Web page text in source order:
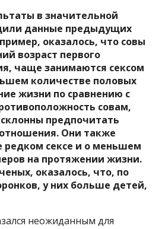
в значительной
данные предыдущих
оказалось, что совы
возраст первого
чаще занимаются сексом
количестве половых
жизни по сравнению с
совам,
предпочитать
Они также
редком сексе и о меньшем
на протяжении жизни.
оказалось, что, по
у них больше детей,
неожиданным для